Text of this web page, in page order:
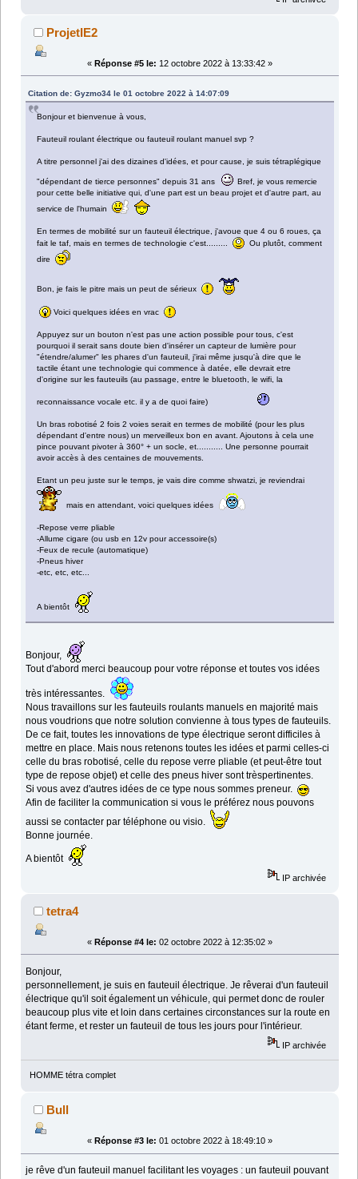
ProjetIE2
« Réponse #5 le: 12 octobre 2022 à 13:33:42 »
Citation de: Gyzmo34 le 01 octobre 2022 à 14:07:09
Bonjour et bienvenue à vous,
Fauteuil roulant électrique ou fauteuil roulant manuel svp ?
A titre personnel j'ai des dizaines d'idées, et pour cause, je suis tétraplégique
"dépendant de tierce personnes" depuis 31 ans
Bref, je vous remercie
pour cette belle initiative qui, d'une part est un beau projet et d'autre part, au
service de l'humain
En termes de mobilité sur un fauteuil électrique, j'avoue que 4 ou 6 roues, ça
fait le taf, mais en termes de technologie c'est.........
Ou plutôt, comment
dire
Bon, je fais le pitre mais un peut de sérieux
Voici quelques idées en vrac
Appuyez sur un bouton n'est pas une action possible pour tous, c'est
pourquoi il serait sans doute bien d'insérer un capteur de lumière pour
"étendre/alumer" les phares d'un fauteuil, j'irai même jusqu'à dire que le
tactile étant une technologie qui commence à datée, elle devrait etre
d'origine sur les fauteuils (au passage, entre le bluetooth, le wifi, la
reconnaissance vocale etc. il y a de quoi faire)
Un bras robotisé 2 fois 2 voies serait en termes de mobilité (pour les plus
dépendant d'entre nous) un merveilleux bon en avant. Ajoutons à cela une
pince pouvant pivoter à 360° + un socle, et........... Une personne pourrait
avoir accès à des centaines de mouvements.
Etant un peu juste sur le temps, je vais dire comme shwatzi, je reviendrai
mais en attendant, voici quelques idées
-Repose verre pliable
-Allume cigare (ou usb en 12v pour accessoire(s)
-Feux de recule (automatique)
-Pneus hiver
-etc, etc, etc...
A bientôt
Bonjour,
Tout d'abord merci beaucoup pour votre réponse et toutes vos idées
très intéressantes.
Nous travaillons sur les fauteuils roulants manuels en majorité mais
nous voudrions que notre solution convienne à tous types de fauteuils.
De ce fait, toutes les innovations de type électrique seront difficiles à
mettre en place. Mais nous retenons toutes les idées et parmi celles-ci
celle du bras robotisé, celle du repose verre pliable (et peut-être tout
type de repose objet) et celle des pneus hiver sont trèspertinentes.
Si vous avez d'autres idées de ce type nous sommes preneur.
Afin de faciliter la communication si vous le préférez nous pouvons
aussi se contacter par téléphone ou visio.
Bonne journée.
A bientôt
IP archivée
tetra4
« Réponse #4 le: 02 octobre 2022 à 12:35:02 »
Bonjour,
personnellement, je suis en fauteuil électrique. Je rêverai d'un fauteuil
électrique qu'il soit également un véhicule, qui permet donc de rouler
beaucoup plus vite et loin dans certaines circonstances sur la route en
étant ferme, et rester un fauteuil de tous les jours pour l'intérieur.
IP archivée
HOMME tétra complet
Bull
« Réponse #3 le: 01 octobre 2022 à 18:49:10 »
je rêve d'un fauteuil manuel facilitant les voyages : un fauteuil pouvant